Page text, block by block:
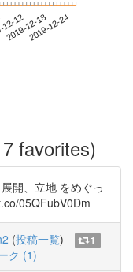
12
2019-12-182019-12-24
favorites)
開、立地 をめぐっ
05QFubV0Dm
(投稿一覧)
1
ク (1)